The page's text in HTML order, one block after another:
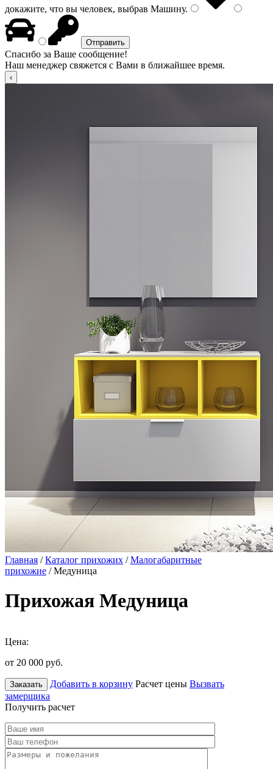
докажите, что вы человек, выбрав Машину.
Спасибо за Ваше сообщение!
Наш менеджер свяжется с Вами в ближайшее время.
Главная /Каталог прихожих /Малогабаритные
прихожие / Медуница
Прихожая Медуница
Цена:
от 20 000 руб.
Заказать Добавить в корзину Расчет цены Вызвать
замерщика
Получить расчет